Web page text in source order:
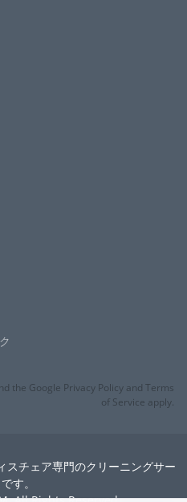
the Google Privacy Policy and Terms
of Service apply.
スチェア専門のクリーニングサー
す。